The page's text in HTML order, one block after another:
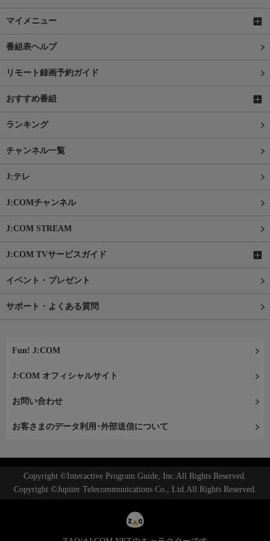
マイメニュー
番組表ヘルプ
リモート録画予約ガイド
おすすめ番組
ランキング
チャンネル一覧
J:テレ
J:COMチャンネル
J:COM STREAM
J:COM TVサービスガイド
イベント・プレゼント
サポート・よくある質問
Fun! J:COM
J:COM オフィシャルサイト
お問い合わせ
お客さまのデータ利用･外部送信について
Copyright ©Interactive Program Guide, Inc.All Rights Reserved.
Copyright ©Jupiter Telecommunications Co., Ltd.All Rights Reserved.